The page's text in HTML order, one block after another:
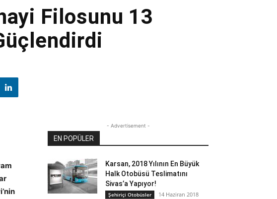
Filosunu 13
- Advertisement -
EN POPÜLER
Karsan, 2018 Yılının En Büyük
Halk Otobüsü Teslimatını
Sivas’a Yapıyor!
Şehiriçi Otobüsler 14 Haziran 2018